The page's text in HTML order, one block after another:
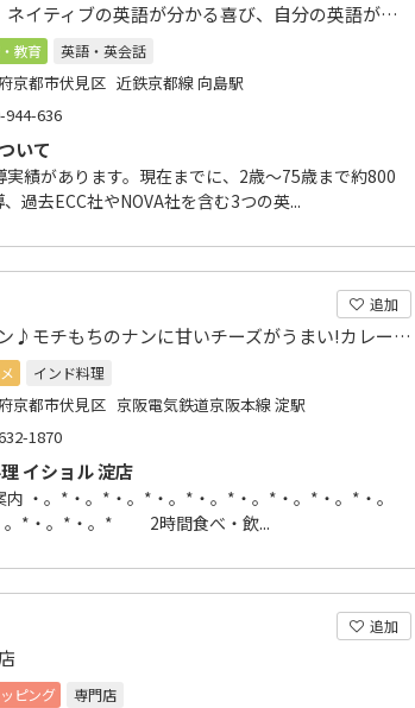
【向島駅徒歩3分】ネイティブの英語が分かる喜び、自分の英語が通じる嬉しさを体験してください
教育
英語・英会話
京都市伏見区 近鉄京都線 向島駅
944-636
いて
実績があります。現在までに、2歳～75歳まで約800
過去ECC社やNOVA社を含む3つの英...
追加
大人気のチーズナン♪モチもちのナンに甘いチーズがうまい!カレーのおすすめはバターチキンカレー
インド料理
京都市伏見区 京阪電気鉄道京阪本線 淀駅
1870
イショル 淀店
内 ・。*・。*・。*・。*・。*・。*・。*・。*・。
。*・。*・。* 2時間食べ・飲...
追加
ピング
専門店